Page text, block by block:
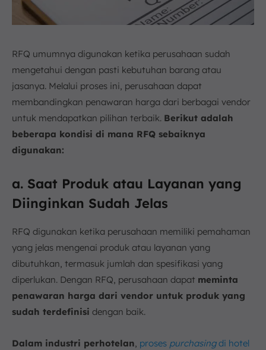
RFQ umumnya digunakan ketika perusahaan sudah
mengetahui dengan pasti kebutuhan barang atau
jasanya. Melalui proses ini, perusahaan dapat
membandingkan penawaran harga dari berbagai vendor
untuk mendapatkan pilihan terbaik. Berikut adalah
beberapa kondisi di mana RFQ sebaiknya
digunakan:
a. Saat Produk atau Layanan yang
Diinginkan Sudah Jelas
RFQ digunakan ketika perusahaan memiliki pemahaman
yang jelas mengenai produk atau layanan yang
dibutuhkan, termasuk jumlah dan spesifikasi yang
diperlukan. Dengan RFQ, perusahaan dapat meminta
penawaran harga dari vendor untuk produk yang
sudah terdefinisi dengan baik.
Dalam industri perhotelan, proses purchasingdi hotel